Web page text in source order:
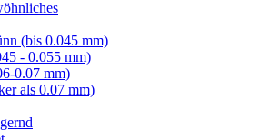
(bis 0.045 mm)
- 0.055 mm)
0.07 mm)
als 0.07 mm)